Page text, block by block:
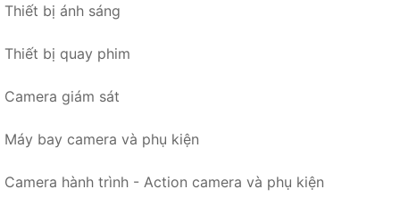
Thiết bị ánh sáng
Thiết bị quay phim
Camera giám sát
Máy bay camera và phụ kiện
Camera hành trình - Action camera và phụ kiện